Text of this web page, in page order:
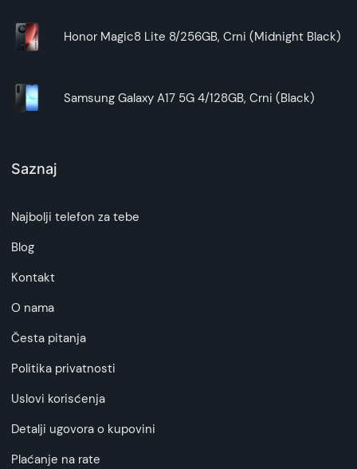
Honor Magic8 Lite 8/256GB, Crni (Midnight Black)
Samsung Galaxy A17 5G 4/128GB, Crni (Black)
Saznaj
Najbolji telefon za tebe
Blog
Kontakt
O nama
Česta pitanja
Politika privatnosti
Uslovi korisćenja
Detalji ugovora o kupovini
Plaćanje na rate